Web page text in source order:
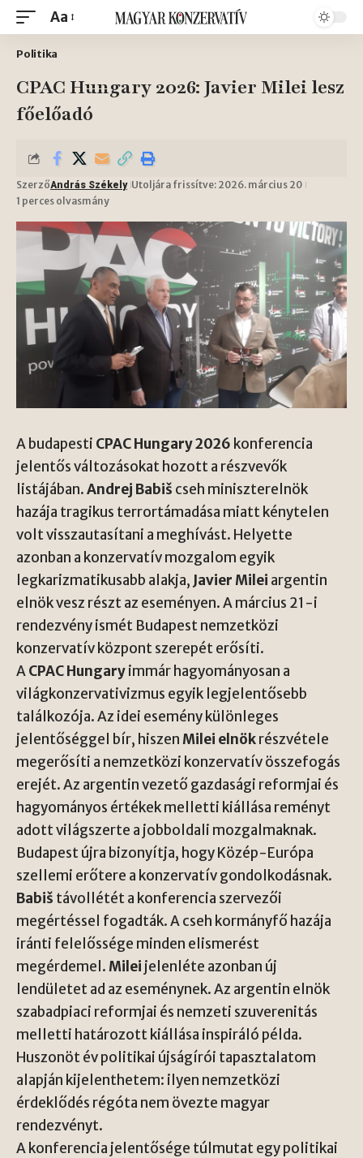
Aa
Politika
CPAC Hungary 2026: Javier Milei lesz
főelőadó
SzerzőAndrás Székely Utoljára frissítve: 2026. március 20
1 perces olvasmány
A budapesti CPAC Hungary 2026 konferencia
jelentős változásokat hozott a részvevők
listájában.Andrej Babiš cseh miniszterelnök
hazája tragikus terrortámadása miatt kénytelen
volt visszautasítani a meghívást. Helyette
azonban a konzervatív mozgalom egyik
legkarizmatikusabb alakja, Javier Milei argentin
elnök vesz részt az eseményen. A március 21-i
rendezvény ismét Budapest nemzetközi
konzervatív központ szerepét erősíti.
ACPAC Hungaryimmár hagyományosan a
világkonzervativizmus egyik legjelentősebb
találkozója. Az idei esemény különleges
jelentőséggel bír, hiszenMilei elnökrészvétele
megerősíti a nemzetközi konzervatív összefogás
erejét. Az argentin vezető gazdasági reformjai és
hagyományos értékek melletti kiállása reményt
adott világszerte a jobboldali mozgalmaknak.
Budapest újra bizonyítja, hogy Közép-Európa
szellemi erőtere a konzervatív gondolkodásnak.
Babiš távollétét a konferencia szervezői
megértéssel fogadták. A cseh kormányfő hazája
iránti felelőssége minden elismerést
megérdemel.Milei jelenléte azonban új
lendületet ad az eseménynek. Az argentin elnök
szabadpiaci reformjai és nemzeti szuverenitás
melletti határozott kiállása inspiráló példa.
Huszonöt év politikai újságírói tapasztalatom
alapján kijelenthetem: ilyen nemzetközi
érdeklődés régóta nem övezte magyar
rendezvényt.
A konferencia jelentősége túlmutat egy politikai